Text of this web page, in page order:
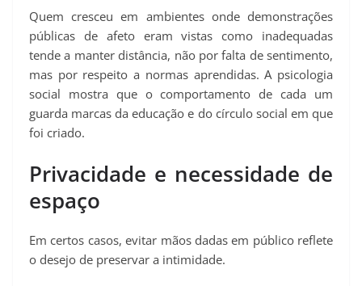
Quem cresceu em ambientes onde demonstrações
públicas de afeto eram vistas como inadequadas
tende a manter distância, não por falta de sentimento,
mas por respeito a normas aprendidas. A psicologia
social mostra que o comportamento de cada um
guarda marcas da educação e do círculo social em que
foi criado.
Privacidade e necessidade de
espaço
Em certos casos, evitar mãos dadas em público reflete
o desejo de preservar a intimidade.